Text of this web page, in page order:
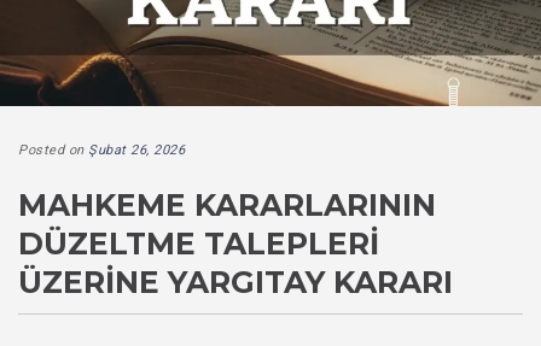
Posted on Şubat 26, 2026
MAHKEME KARARLARININ
DÜZELTME TALEPLERI
ÜZERINE YARGITAY KARARI